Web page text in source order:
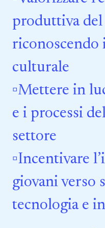
produttiva
riconoscendo
culturale
▫️Mettere in
e i processi
settore
▫️Incentivare
giovani verso
tecnologia e